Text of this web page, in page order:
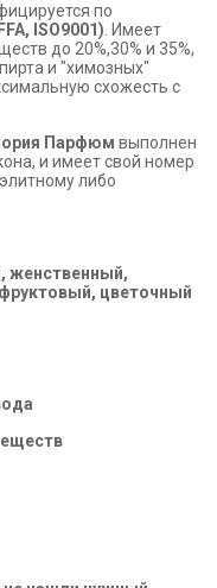
по
ISO9001) . Имеет
до 20%,30% и 35%,
и "химозных"
схожесть с
Парфюм выполнен
и имеет свой номер
либо
женственный,
цветочный